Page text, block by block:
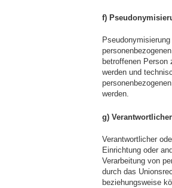
f)
betroffenen Person
werden und
werden.
g)
Verantwortlicher
Einrichtung oder
Verarbeitung von
durch das
beziehungsweise